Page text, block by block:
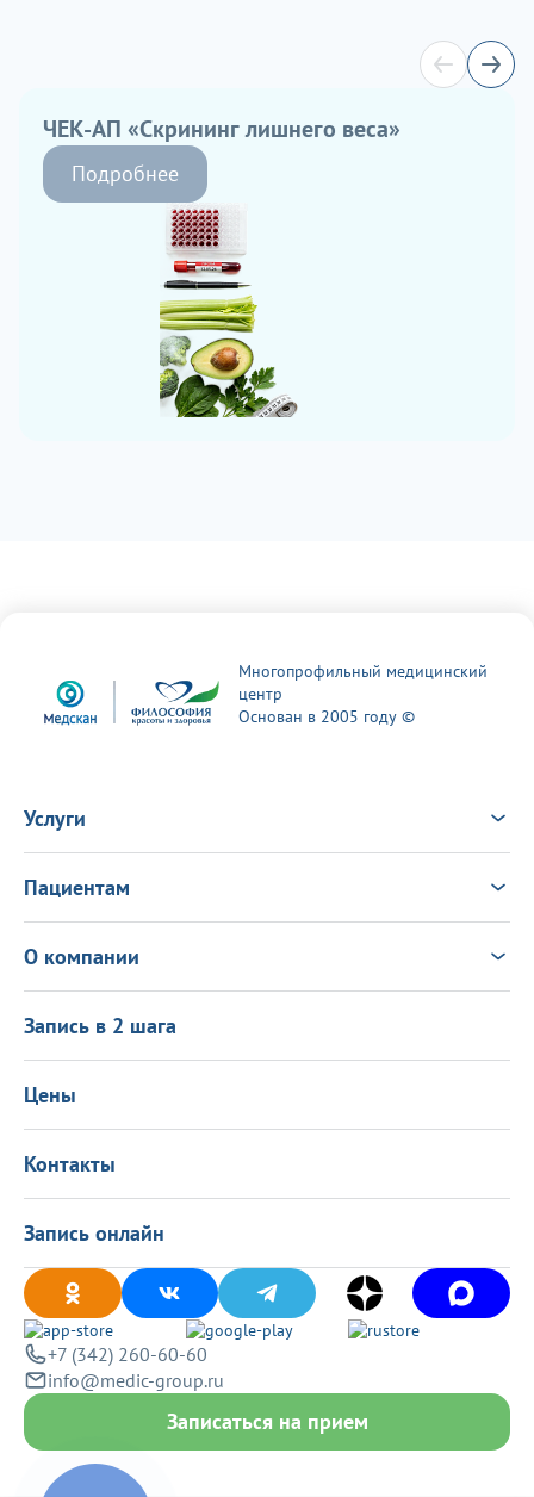
ЧЕК-АП «Скрининг лишнего веса»
Подробнее
Многопрофильный медицинский
центр
Основан в 2005 году ©
Услуги
Врачи
Консультация Онлайн
Выезд врача на дом
Пациентам
Новости
Политика в области качества
Подарочные сертификаты
Программа лояльности
О компании
Информация для пациентов
Лицензиии
Вакансии
Политика конфиденциальности
Запись в 2 шага
Цены
Контакты
Запись онлайн
+7 (342) 260-60-60
info@medic-group.ru
Записаться на прием